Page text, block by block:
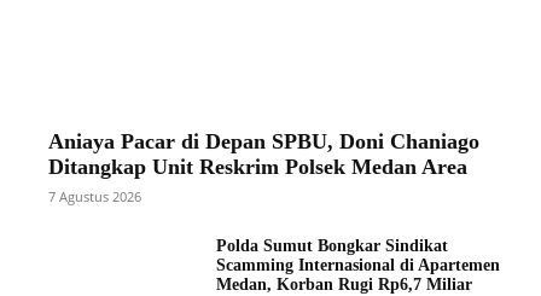
Aniaya Pacar di Depan SPBU, Doni Chaniago
Ditangkap Unit Reskrim Polsek Medan Area
7 Agustus 2026
Polda Sumut Bongkar Sindikat
Scamming Internasional di Apartemen
Medan, Korban Rugi Rp6,7 Miliar